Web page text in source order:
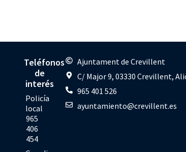
Teléfonos
de
interés
Policía
local
965
406
454
Ajuntament de Crevillent
C/ Major 9, 03330 Crevillent,
965 401 526
ayuntamiento@crevillent.es